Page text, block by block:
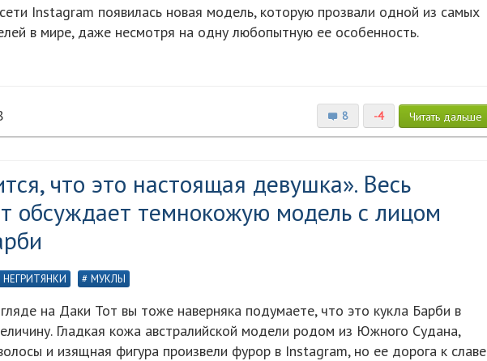
Instagram появилась новая модель, которую прозвали одной из самых
в мире, даже несмотря на одну любопытную ее особенность.
8 -4 Читать дальше
что это настоящая девушка». Весь
обсуждает темнокожую модель с лицом
НЕГРИТЯНКИ МУКЛЫ
на Даки Тот вы тоже наверняка подумаете, что это кукла Барби в
Гладкая кожа австралийской модели родом из Южного Судана,
и изящная фигура произвели фурор в Instagram, но ее дорога к славе